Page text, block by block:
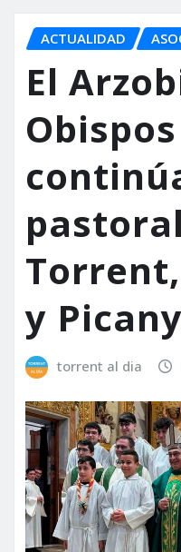
ACTUALIDAD
El
y
torrent al dia